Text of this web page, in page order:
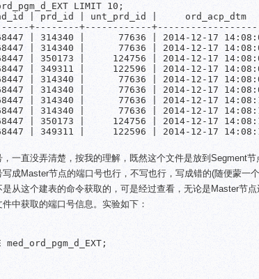
LIMIT 10;
| prd_id | unt_prd_id |
+--------+------------
| 314340 |      77636 | 2014-12-17
| 314340 |      77636 | 2014-12-17
| 350173 |     124756 | 2014-12-17
| 349311 |     122596 | 2014-12-17
| 314340 |      77636 | 2014-12-17
| 314340 |      77636 | 2014-12-17
| 314340 |      77636 | 2014-12-17
| 314340 |      77636 | 2014-12-17
| 350173 |     124756 | 2014-12-17
| 349311 |     122596 | 2014-12-17
一直没弄清楚，按我的理解，既然这个文件是放到Segment
成Master节点的端口号也行，不写也行，写成错的(随便蒙一
从这个建表的命令获取的，可是经过查看，无论是Master节
中获取的端口号信息。实验如下：
med_ord_pgm_d_EXT;